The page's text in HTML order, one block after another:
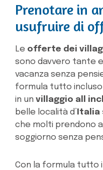
Prenotare in
usufruire di
Le offerte dei
sono davvero tante
vacanza senza
formula tutto
in un villaggio all
belle località d’ Italia
che molti prendono
soggiorno senza
Con la formula tutto